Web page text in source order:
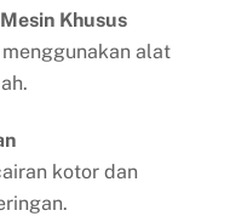
Khusus
alat
kotor dan